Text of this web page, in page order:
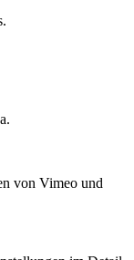
von Vimeo und